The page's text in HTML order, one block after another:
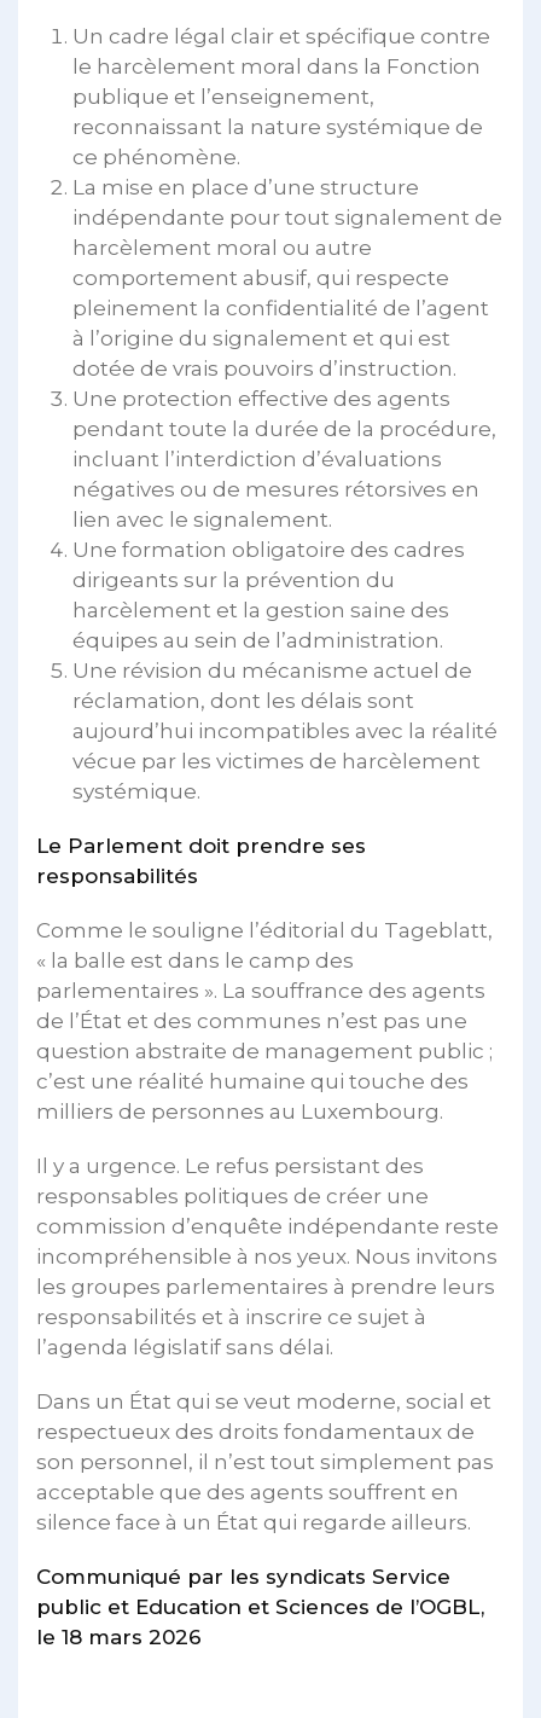
Un cadre légal clair et spécifique contre
le harcèlement moral dans la Fonction
publique et l’enseignement,
reconnaissant la nature systémique de
ce phénomène.
La mise en place d’une structure
indépendante pour tout signalement de
harcèlement moral ou autre
comportement abusif, qui respecte
pleinement la confidentialité de l’agent
à l’origine du signalement et qui est
dotée de vrais pouvoirs d’instruction.
Une protection effective des agents
pendant toute la durée de la procédure,
incluant l’interdiction d’évaluations
négatives ou de mesures rétorsives en
lien avec le signalement.
Une formation obligatoire des cadres
dirigeants sur la prévention du
harcèlement et la gestion saine des
équipes au sein de l’administration.
Une révision du mécanisme actuel de
réclamation, dont les délais sont
aujourd’hui incompatibles avec la réalité
vécue par les victimes de harcèlement
systémique.
Le Parlement doit prendre ses
responsabilités
Comme le souligne l’éditorial du Tageblatt,
« la balle est dans le camp des
parlementaires ». La souffrance des agents
de l’État et des communes n’est pas une
question abstraite de management public ;
c’est une réalité humaine qui touche des
milliers de personnes au Luxembourg.
Il y a urgence. Le refus persistant des
responsables politiques de créer une
commission d’enquête indépendante reste
incompréhensible à nos yeux. Nous invitons
les groupes parlementaires à prendre leurs
responsabilités et à inscrire ce sujet à
l’agenda législatif sans délai.
Dans un État qui se veut moderne, social et
respectueux des droits fondamentaux de
son personnel, il n’est tout simplement pas
acceptable que des agents souffrent en
silence face à un État qui regarde ailleurs.
Communiqué par les syndicats Service
public et Education et Sciences de l’OGBL,
le 18 mars 2026